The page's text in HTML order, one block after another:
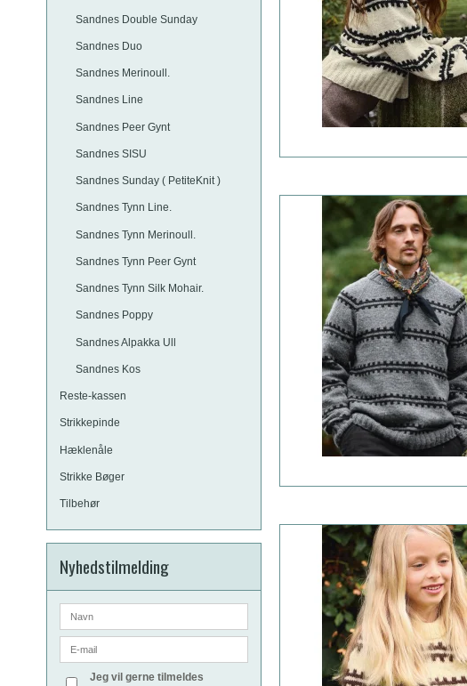
Sandnes Double Sunday
Sandnes Duo
Sandnes Merinoull.
Sandnes Line
Sandnes Peer Gynt
Sandnes SISU
Sandnes Sunday ( PetiteKnit )
Sandnes Tynn Line.
Sandnes Tynn Merinoull.
Sandnes Tynn Peer Gynt
Sandnes Tynn Silk Mohair.
Sandnes Poppy
Sandnes Alpakka Ull
Sandnes Kos
Reste-kassen
Strikkepinde
Hæklenåle
Strikke Bøger
Tilbehør
Nyhedstilmelding
Jeg vil gerne tilmeldes